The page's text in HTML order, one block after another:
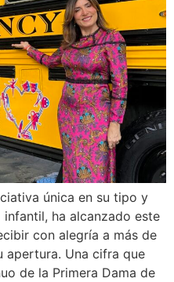
única en su tipo y
ha alcanzado este
con alegría a más de
apertura. Una cifra que
de la Primera Dama de